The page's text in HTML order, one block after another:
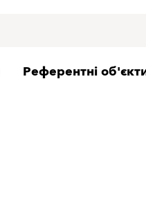
Референтні